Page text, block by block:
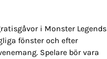
i Monster Legends
fönster och efter
Spelare bör vara